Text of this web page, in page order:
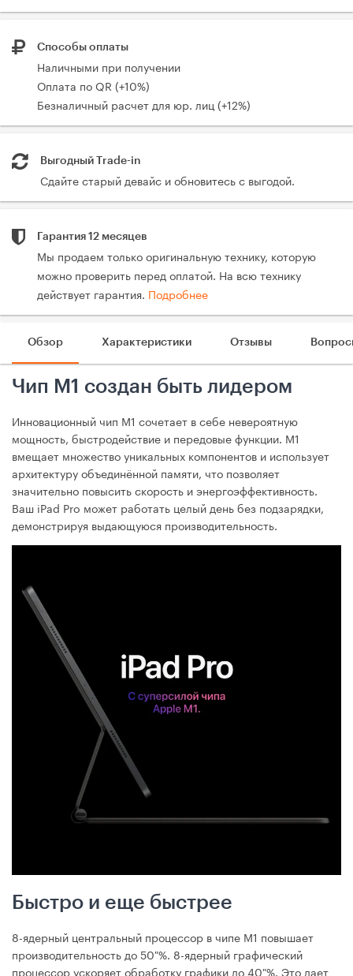
Способы оплаты
Наличными при получении
Оплата по QR (+10%)
Безналичный расчет для юр. лиц (+12%)
Выгодный Trade-in
Сдайте старый девайс и обновитесь с выгодой.
Гарантия 12 месяцев
Мы продаем только оригинальную технику, которую
можно проверить перед оплатой. На всю технику
действует гарантия. Подробнее
Обзор Характеристики Отзывы
Чип М1 создан быть лидером
Инновационный чип М1 сочетает в себе невероятную
мощность, быстродействие и передовые функции. M1
вмещает множество уникальных компонентов и использует
архитектуру объединённой памяти, что позволяет
значительно повысить скорость и энергоэффективность.
Ваш iPad Pro может работать целый день без подзарядки,
демонстрируя выдающуюся производительность.
Быстро и еще быстрее
8-ядерный центральный процессор в чипе М1 повышает
производительность до 50 %. 8-ядерный графический
процессор ускоряет обработку графики до 40 %. Это дает